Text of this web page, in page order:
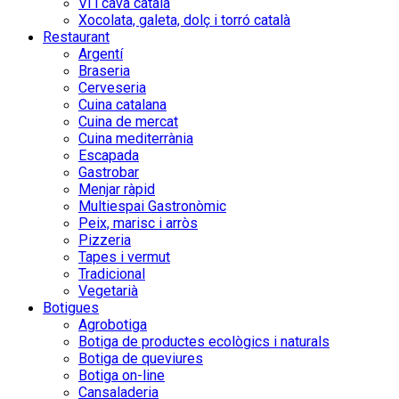
Xocolata, galeta, dolç i torró català
Restaurant
Argentí
Braseria
Cerveseria
Cuina catalana
Cuina de mercat
Cuina mediterrània
Escapada
Gastrobar
Menjar ràpid
Multiespai Gastronòmic
Peix, marisc i arròs
Pizzeria
Tapes i vermut
Tradicional
Vegetarià
Botigues
Agrobotiga
Botiga de productes ecològics i naturals
Botiga de queviures
Botiga on-line
Cansaladeria